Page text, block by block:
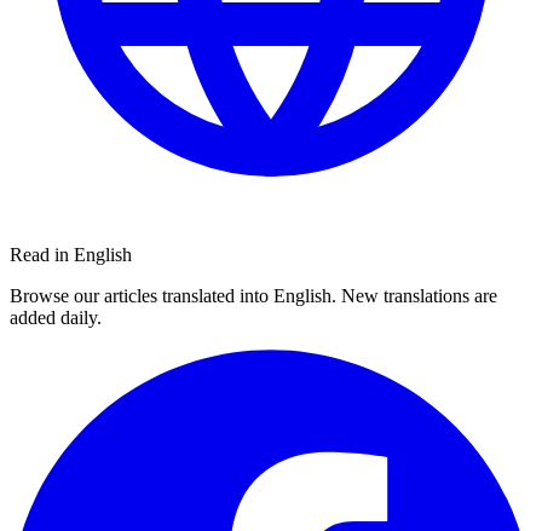
Read in English
Browse our articles translated into English. New translations are
added daily.